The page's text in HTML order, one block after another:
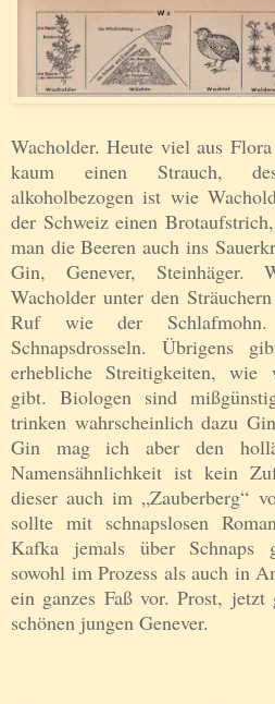
Wacholder. Heute viel aus
kaum einen Strauch,
alkoholbezogen ist wie
der Schweiz einen
man die Beeren auch ins
Gin, Genever, Steinhäger.
Wacholder unter den
Ruf wie der
Schnapsdrosseln. Übrigens
erhebliche Streitigkeiten, wie
gibt. Biologen sind
trinken wahrscheinlich dazu
Gin mag ich aber den
Namensähnlichkeit ist kein
dieser auch im „Zauberberg“
sollte mit schnapslosen
Kafka jemals über Schnaps
sowohl im Prozess als auch in
ein ganzes Faß vor. Prost,
schönen jungen Genever.